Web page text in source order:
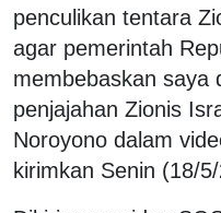
penculikan tentara
agar pemerintah
membebaskan saya
penjajahan Zionis
Noroyono dalam
kirimkan Senin (18/